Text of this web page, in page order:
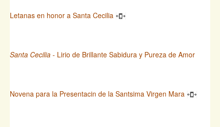
Letanas en honor a Santa Cecilia
Santa Cecilia - Lirio de Brillante Sabidura y Pureza de Amor
Novena para la Presentacin de la Santsima Virgen Mara